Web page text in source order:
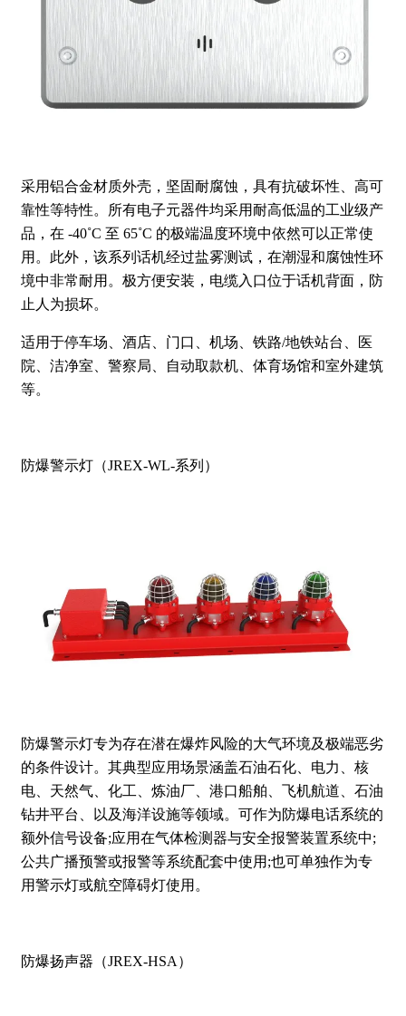
采用铝合金材质外壳，坚固耐腐蚀，具有抗破坏性、高可
靠性等特性。所有电子元器件均采用耐高低温的工业级产
品，在 -40˚C 至 65˚C 的极端温度环境中依然可以正常使
用。此外，该系列话机经过盐雾测试，在潮湿和腐蚀性环
境中非常耐用。极方便安装，电缆入口位于话机背面，防
止人为损坏。
适用于停车场、酒店、门口、机场、铁路/地铁站台、医
院、洁净室、警察局、自动取款机、体育场馆和室外建筑
等。
防爆警示灯（JREX-WL-系列）
防爆警示灯专为存在潜在爆炸风险的大气环境及极端恶劣
的条件设计。其典型应用场景涵盖石油石化、电力、核
电、天然气、化工、炼油厂、港口船舶、飞机航道、石油
钻井平台、以及海洋设施等领域。可作为防爆电话系统的
额外信号设备;应用在气体检测器与安全报警装置系统中;
公共广播预警或报警等系统配套中使用;也可单独作为专
用警示灯或航空障碍灯使用。
防爆扬声器（JREX-HSA）